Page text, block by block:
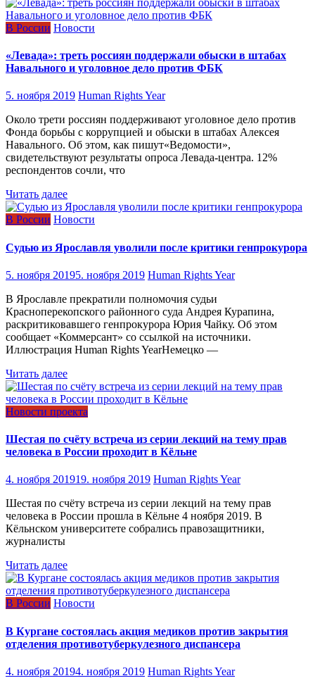
В России Новости
«Левада»: треть россиян поддержали обыски в штабах
Навального и уголовное дело против ФБК
5. ноября 2019 Human Rights Year
Около трети россиян поддерживают уголовное дело против
Фонда борьбы с коррупцией и обыски в штабах Алексея
Навального. Об этом, как пишут«Ведомости»,
свидетельствуют результаты опроса Левада-центра. 12%
респондентов сочли, что
Читать далее
В России Новости
Судью из Ярославля уволили после критики генпрокурора
5. ноября 20195. ноября 2019 Human Rights Year
В Ярославле прекратили полномочия судьи
Красноперекопского районного суда Андрея Курапина,
раскритиковавшего генпрокурора Юрия Чайку. Об этом
сообщает «Коммерсант» со ссылкой на источники.
Иллюстрация Human Rights YearНемецко —
Читать далее
Новости проекта
Шестая по счёту встреча из серии лекций на тему прав
человека в России проходит в Кёльне
4. ноября 201919. ноября 2019 Human Rights Year
Шестая по счёту встреча из серии лекций на тему прав
человека в России прошла в Кёльне 4 ноября 2019. В
Кёльнском университете собрались правозащитники,
журналисты
Читать далее
В России Новости
В Кургане состоялась акция медиков против закрытия
отделения противотуберкулезного диспансера
4. ноября 20194. ноября 2019 Human Rights Year